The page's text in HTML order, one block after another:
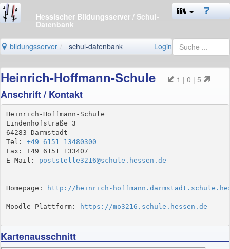
Hessischer Bildungsserver / Schul-
Datenbank
bildungsserver schul-datenbank Login
Heinrich-Hoffmann-Schule 1 | 0 | 5
Anschrift / Kontakt
Heinrich-Hoffmann-Schule
Lindenhofstraße 3
64283 Darmstadt
Tel: +49 6151 13480300
Fax: +49 6151 133407
E-Mail: poststelle3216@schule.hessen.de
Homepage: http://heinrich-
Moodle-Plattform: https://mo3216.schule.hessen.de
Kartenausschnitt